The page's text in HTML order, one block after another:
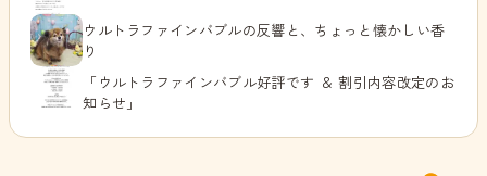
ウルトラファインバブルの反響と、ちょっと懐かしい香
り
「ウルトラファインバブル好評です ＆ 割引内容改定のお
知らせ」